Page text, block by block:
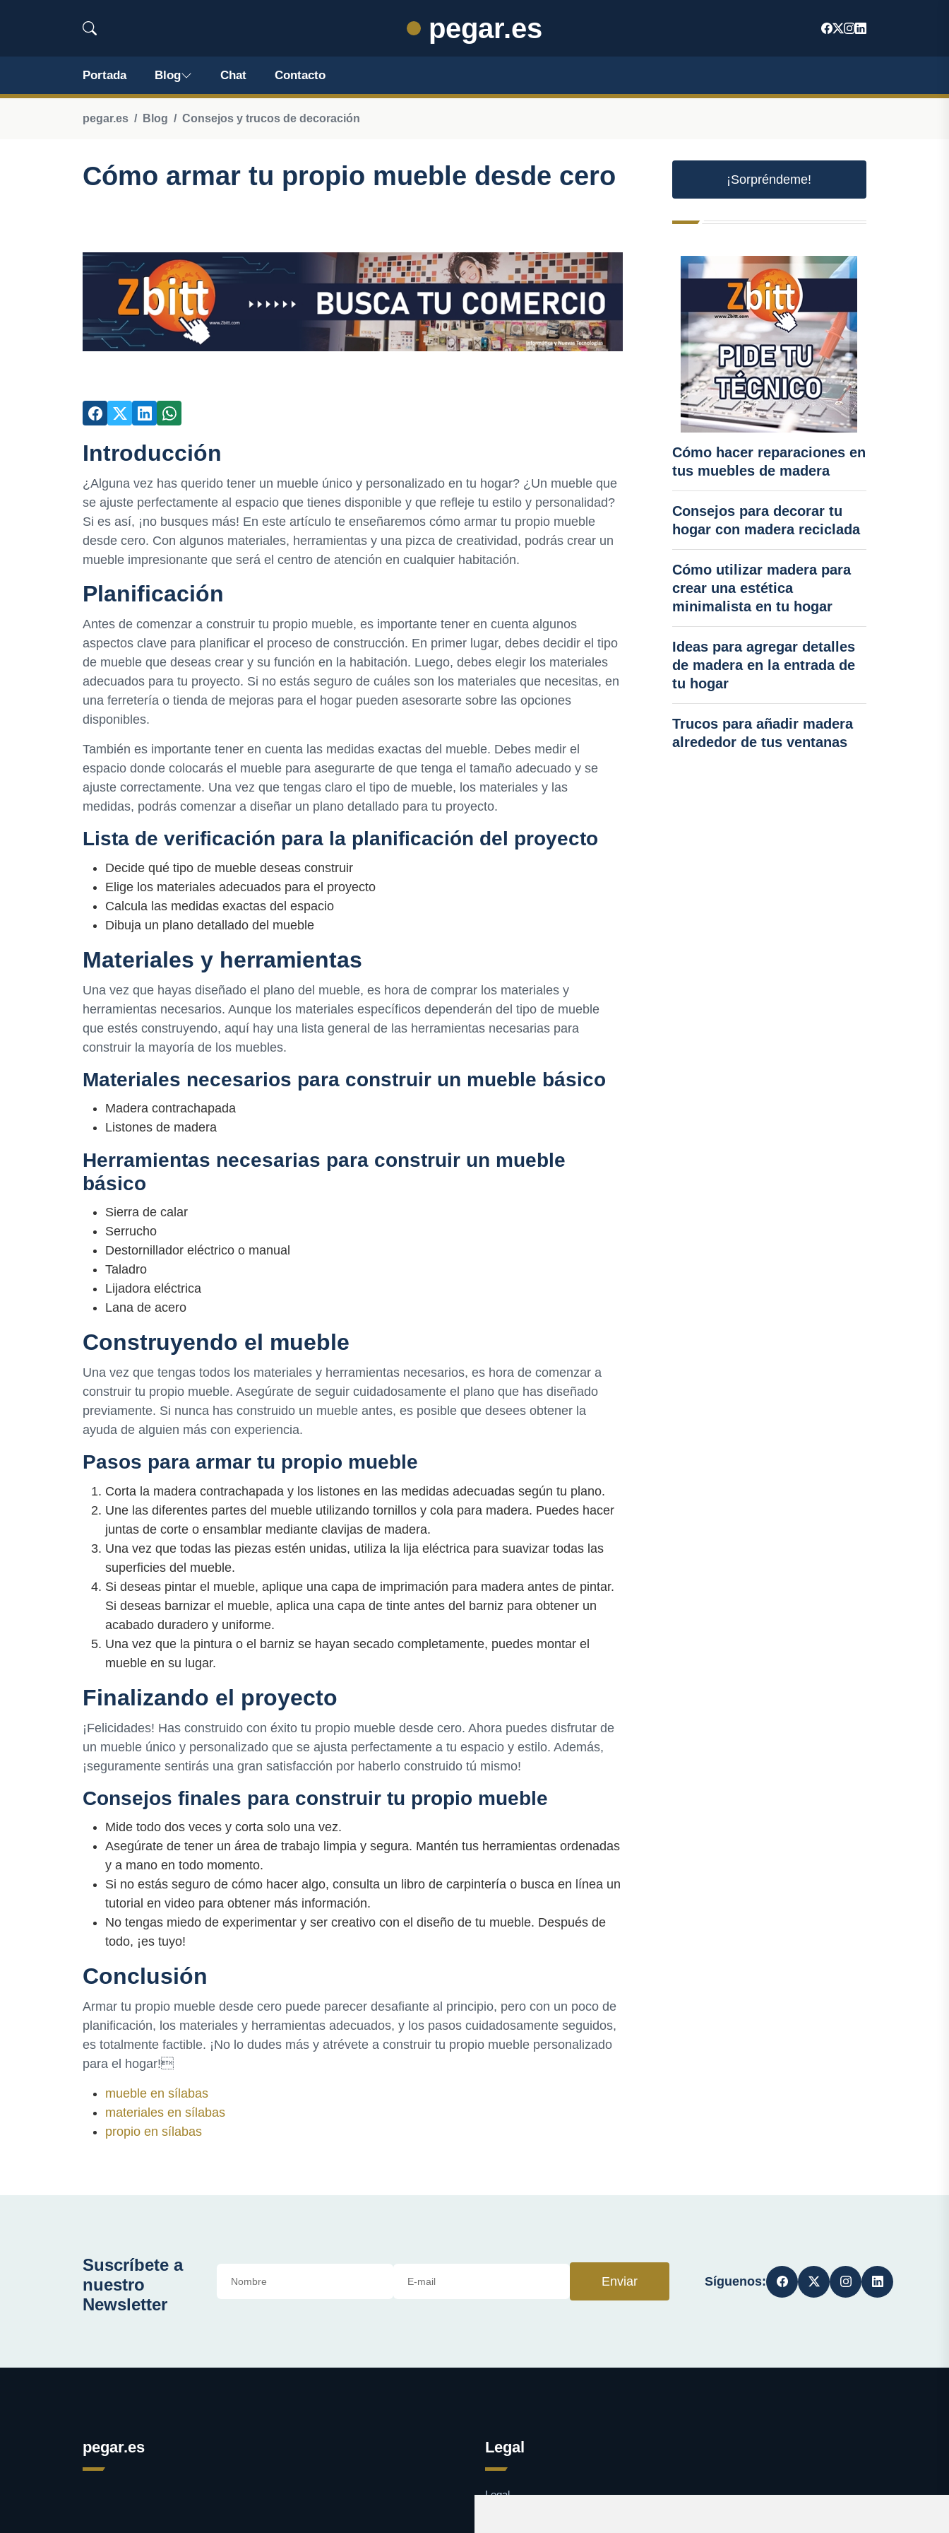
pegar.es
Portada Blog Chat Contacto
pegar.es Blog Consejos y trucos de decoración
Cómo armar tu propio mueble desde cero
Introducción
¿Alguna vez has querido tener un mueble único y personalizado en tu hogar? ¿Un mueble que
se ajuste perfectamente al espacio que tienes disponible y que refleje tu estilo y personalidad?
Si es así, ¡no busques más! En este artículo te enseñaremos cómo armar tu propio mueble
desde cero. Con algunos materiales, herramientas y una pizca de creatividad, podrás crear un
mueble impresionante que será el centro de atención en cualquier habitación.
Planificación
Antes de comenzar a construir tu propio mueble, es importante tener en cuenta algunos
aspectos clave para planificar el proceso de construcción. En primer lugar, debes decidir el tipo
de mueble que deseas crear y su función en la habitación. Luego, debes elegir los materiales
adecuados para tu proyecto. Si no estás seguro de cuáles son los materiales que necesitas, en
una ferretería o tienda de mejoras para el hogar pueden asesorarte sobre las opciones
disponibles.
También es importante tener en cuenta las medidas exactas del mueble. Debes medir el
espacio donde colocarás el mueble para asegurarte de que tenga el tamaño adecuado y se
ajuste correctamente. Una vez que tengas claro el tipo de mueble, los materiales y las
medidas, podrás comenzar a diseñar un plano detallado para tu proyecto.
Lista de verificación para la planificación del proyecto
Decide qué tipo de mueble deseas construir
Elige los materiales adecuados para el proyecto
Calcula las medidas exactas del espacio
Dibuja un plano detallado del mueble
Materiales y herramientas
Una vez que hayas diseñado el plano del mueble, es hora de comprar los materiales y
herramientas necesarios. Aunque los materiales específicos dependerán del tipo de mueble
que estés construyendo, aquí hay una lista general de las herramientas necesarias para
construir la mayoría de los muebles.
Materiales necesarios para construir un mueble básico
Madera contrachapada
Listones de madera
Herramientas necesarias para construir un mueble
básico
Sierra de calar
Serrucho
Destornillador eléctrico o manual
Taladro
Lijadora eléctrica
Lana de acero
Construyendo el mueble
Una vez que tengas todos los materiales y herramientas necesarios, es hora de comenzar a
construir tu propio mueble. Asegúrate de seguir cuidadosamente el plano que has diseñado
previamente. Si nunca has construido un mueble antes, es posible que desees obtener la
ayuda de alguien más con experiencia.
Pasos para armar tu propio mueble
Corta la madera contrachapada y los listones en las medidas adecuadas según tu plano.
Une las diferentes partes del mueble utilizando tornillos y cola para madera. Puedes hacer
juntas de corte o ensamblar mediante clavijas de madera.
Una vez que todas las piezas estén unidas, utiliza la lija eléctrica para suavizar todas las
superficies del mueble.
Si deseas pintar el mueble, aplique una capa de imprimación para madera antes de pintar.
Si deseas barnizar el mueble, aplica una capa de tinte antes del barniz para obtener un
acabado duradero y uniforme.
Una vez que la pintura o el barniz se hayan secado completamente, puedes montar el
mueble en su lugar.
Finalizando el proyecto
¡Felicidades! Has construido con éxito tu propio mueble desde cero. Ahora puedes disfrutar de
un mueble único y personalizado que se ajusta perfectamente a tu espacio y estilo. Además,
¡seguramente sentirás una gran satisfacción por haberlo construido tú mismo!
Consejos finales para construir tu propio mueble
Mide todo dos veces y corta solo una vez.
Asegúrate de tener un área de trabajo limpia y segura. Mantén tus herramientas ordenadas
y a mano en todo momento.
Si no estás seguro de cómo hacer algo, consulta un libro de carpintería o busca en línea un
tutorial en video para obtener más información.
No tengas miedo de experimentar y ser creativo con el diseño de tu mueble. Después de
todo, ¡es tuyo!
Conclusión
Armar tu propio mueble desde cero puede parecer desafiante al principio, pero con un poco de
planificación, los materiales y herramientas adecuados, y los pasos cuidadosamente seguidos,
es totalmente factible. ¡No lo dudes más y atrévete a construir tu propio mueble personalizado
para el hogar!
mueble en sílabas
materiales en sílabas
propio en sílabas
¡Sorpréndeme!
Cómo hacer reparaciones en
tus muebles de madera
Consejos para decorar tu
hogar con madera reciclada
Cómo utilizar madera para
crear una estética
minimalista en tu hogar
Ideas para agregar detalles
de madera en la entrada de
tu hogar
Trucos para añadir madera
alrededor de tus ventanas
Suscríbete a
nuestro
Newsletter
Enviar Síguenos:
pegar.es Legal
Legal